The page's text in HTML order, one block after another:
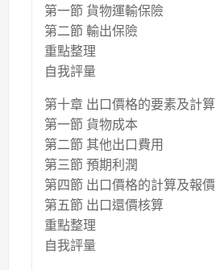
第一節 貨物運輸保險
第二節 輸出保險
重點整理
自我評量
第十章 出口價格的要素及計算
第一節 貨物成本
第二節 其他出口費用
第三節 預期利潤
第四節 出口價格的計算及報價
第五節 出口還價核算
重點整理
自我評量